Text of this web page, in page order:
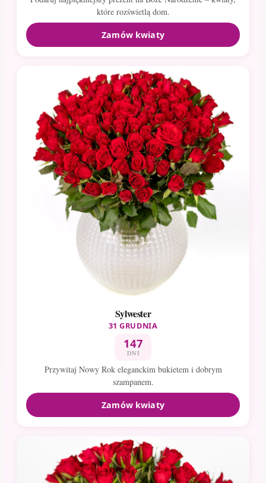
które rozświetlą dom.
Zamów kwiaty
Sylwester
31 GRUDNIA
147
DNI
Przywitaj Nowy Rok eleganckim bukietem i dobrym
szampanem.
Zamów kwiaty